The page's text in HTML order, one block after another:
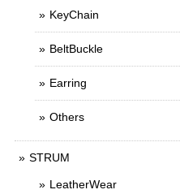
KeyChain
BeltBuckle
Earring
Others
STRUM
LeatherWear